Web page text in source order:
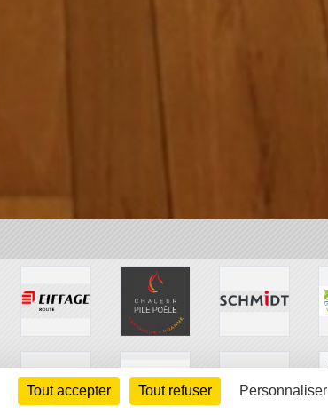
Tout accepter Tout refuser Personnaliser